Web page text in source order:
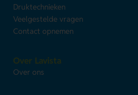
Druktechnieken
Veelgestelde vragen
Contact opnemen
Over Lavista
Over ons